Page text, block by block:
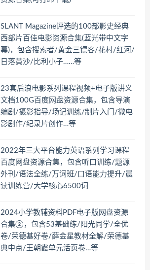
SLANT Magazine评选的100部影史经典
西部片百佳电影资源合集(蓝光带中文字
幕)，包含搜索者/黄金三镖客/花村/红河/
日落黄沙/比利小子……等
23套后浪电影系列课程视频+电子版讲义
文档100G百度网盘资源合集，包含导演
编剧/摄影指导/场记训练/制片入门/微电
影剧作/纪录片创作…等
2022年三大平台能力英语系列学习课程
百度网盘资源合集，包含听口训练/题源
外刊/语法全练/万词班/口语能力提升/晨
读训练营/大学核心6500词
2024小学教辅资料PDF电子版网盘资源
合集②，包含53基础练/阳光同学/全优
卷/荣德基好卷/薛金星教材全解/荣德基
典中点/王朝霞单元活页卷…等